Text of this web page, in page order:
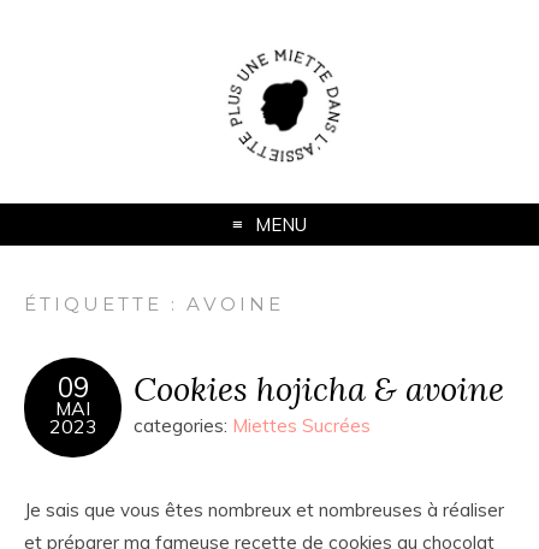
MENU
ÉTIQUETTE :AVOINE
09
MAI
2023
Cookies hojicha & avoine
categories: Miettes Sucrées
Je sais que vous êtes nombreux et nombreuses à réaliser
et préparer ma fameuse recette de cookies au chocolat